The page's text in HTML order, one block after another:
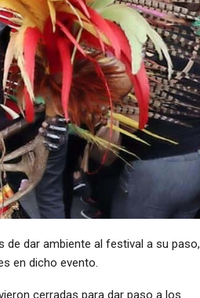
dar ambiente al festival a su paso,
en dicho evento.
cerradas para dar paso a los